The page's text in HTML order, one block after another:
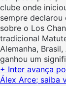
clube onde
sempre
sobre o Los
tradicional
Alemanha,
ganhou um
+ Inter avança
Álex Arce; saiba